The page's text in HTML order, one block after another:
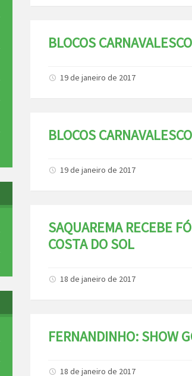
BLOCOS
19 de janeiro de 2017
BLOCOS
19 de janeiro de 2017
SAQUAREMA RECEBE
COSTA DO SOL
18 de janeiro de 2017
FERNANDINHO: SHOW
18 de janeiro de 2017